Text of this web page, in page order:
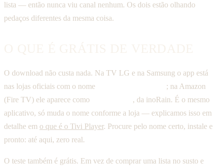
lista — então nunca viu canal nenhum. Os dois estão olhando
pedaços diferentes da mesma coisa.
O download não custa nada. Na TV LG e na Samsung o app está
nas lojas oficiais com o nome
; na Amazon
(Fire TV) ele aparece como
, da inoRain. É o mesmo
aplicativo, só muda o nome conforme a loja — explicamos isso em
detalhe em o que é o Tivi Player. Procure pelo nome certo, instale e
pronto: até aqui, zero real.
O teste também é grátis. Em vez de comprar uma lista no susto e